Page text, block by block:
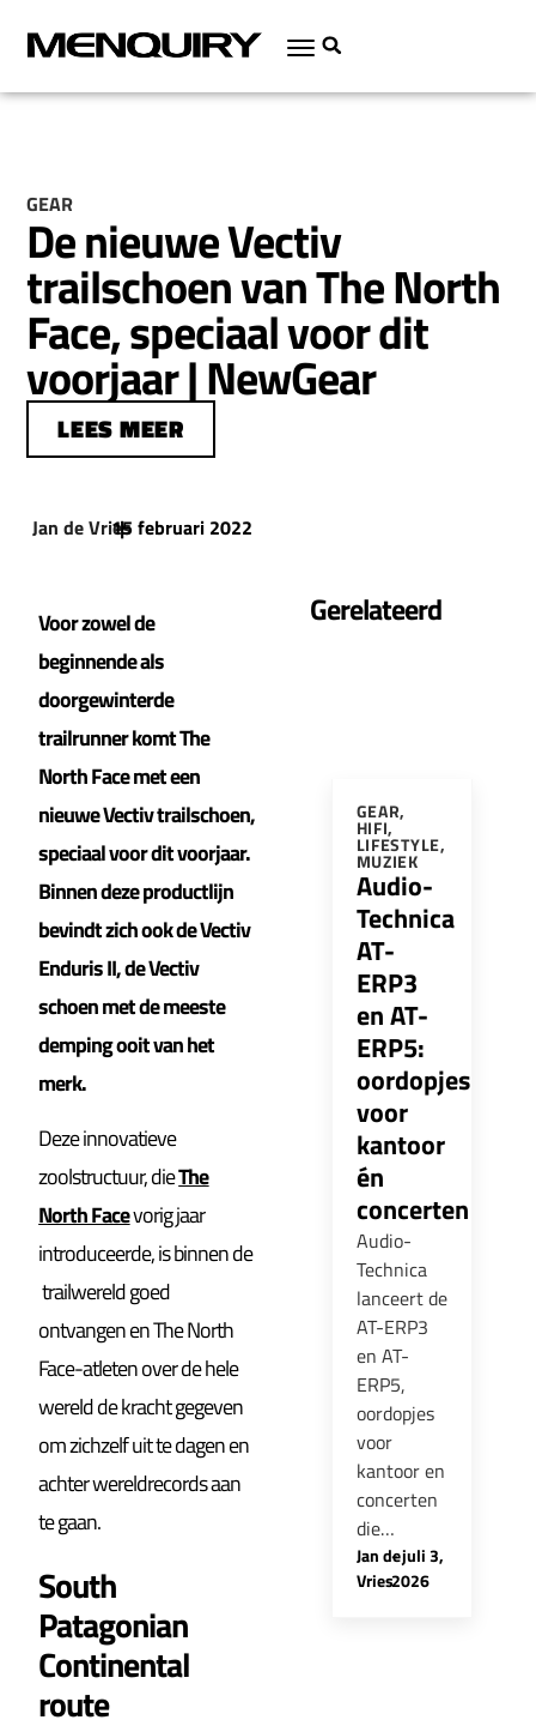
GEAR
De nieuwe Vectiv
trailschoen van The North
Face, speciaal voor dit
voorjaar | NewGear
LEES MEER
Jan de Vries
|
15 februari 2022
Voor zowel de
beginnende als
doorgewinterde
trailrunner komt The
North Face met een
nieuwe Vectiv trailschoen,
speciaal voor dit voorjaar.
Binnen deze productlijn
bevindt zich ook de Vectiv
Enduris II, de Vectiv
schoen met de meeste
demping ooit van het
merk.
Deze innovatieve
zoolstructuur, dieThe
North Facevorig jaar
introduceerde, is binnen de
trailwereld goed
ontvangen en The North
Face-atleten over de hele
wereld de kracht gegeven
om zichzelf uit te dagen en
achter wereldrecords aan
te gaan.
South
Patagonian
Continental
route
Gerelateerd
GEAR,
HIFI,
LIFESTYLE,
MUZIEK
Audio-
Technica
AT-
ERP3
en AT-
ERP5:
oordopjes
voor
kantoor
én
concerten
Audio-
Technica
lanceert de
AT-ERP3
en AT-
ERP5,
oordopjes
voor
kantoor en
concerten
die…
Jan de
Vries
-juli 3,
2026